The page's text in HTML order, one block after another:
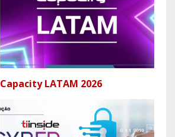
Capacity LATAM 2026